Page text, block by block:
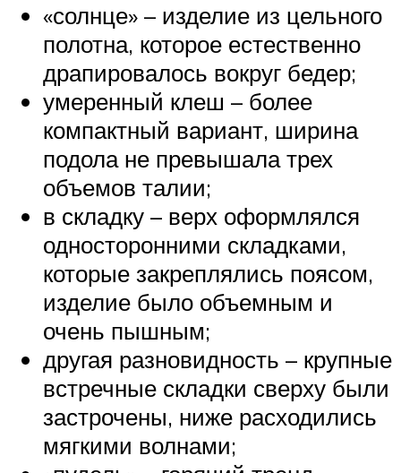
«солнце» – изделие из цельного
полотна, которое естественно
драпировалось вокруг бедер;
умеренный клеш – более
компактный вариант, ширина
подола не превышала трех
объемов талии;
в складку – верх оформлялся
односторонними складками,
которые закреплялись поясом,
изделие было объемным и
очень пышным;
другая разновидность – крупные
встречные складки сверху были
застрочены, ниже расходились
мягкими волнами;